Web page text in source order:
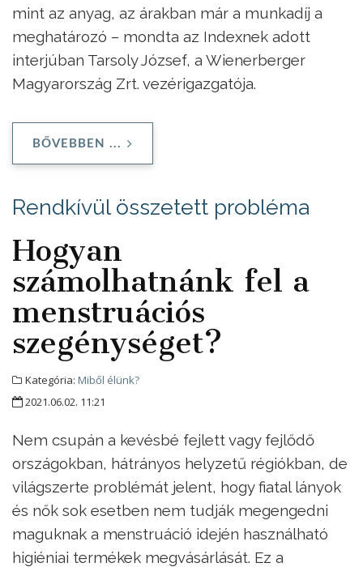
mint az anyag, az árakban már a munkadíj a
meghatározó – mondta az Indexnek adott
interjúban Tarsoly József, a Wienerberger
Magyarország Zrt. vezérigazgatója.
BŐVEBBEN ...
Rendkívül összetett probléma
Hogyan
számolhatnánk fel a
menstruációs
szegénységet?
Kategória: Miből élünk?
2021.06.02. 11:21
Nem csupán a kevésbé fejlett vagy fejlődő
országokban, hátrányos helyzetű régiókban, de
világszerte problémát jelent, hogy fiatal lányok
és nők sok esetben nem tudják megengedni
maguknak a menstruáció idején használható
higiéniai termékek megvásárlását. Ez a